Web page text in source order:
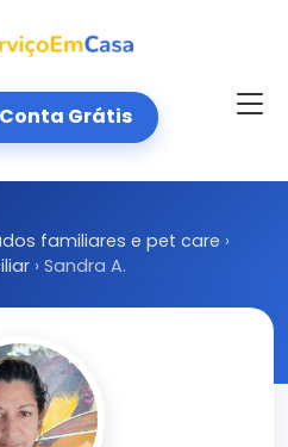
Grátis
familiares e pet care ›
› Sandra A.